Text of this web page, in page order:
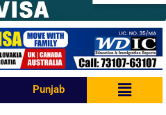
Punjab Menu